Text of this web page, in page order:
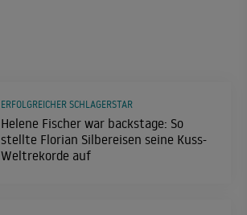
Helene Fischer war backstage: So
stellte Florian Silbereisen seine Kuss-
Weltrekorde auf
ERFOLGREICHER SCHLAGERSTAR